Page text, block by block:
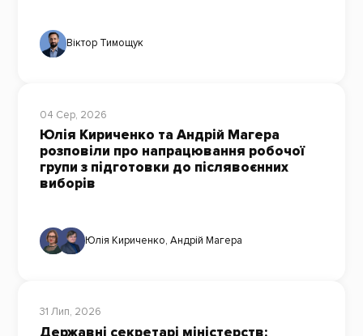
Віктор Тимощук
04 Сер, 2026
Юлія Кириченко та Андрій Магера
розповіли про напрацювання робочої
групи з підготовки до післявоєнних
виборів
Юлія Кириченко, Андрій Магера
31 Лип, 2026
Державні секретарі міністерств: